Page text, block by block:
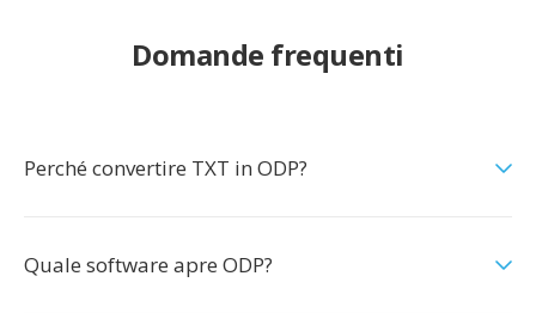
Domande frequenti
Perché convertire TXT in ODP?
Quale software apre ODP?